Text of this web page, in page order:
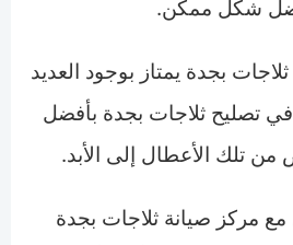
شكل ممكن.
بجدة يمتاز بوجود العديد
في تصليح ثلاجات بجدة بأفضل
تلك الأعطال إلى الأبد.
مركز صيانة ثلاجات بجدة